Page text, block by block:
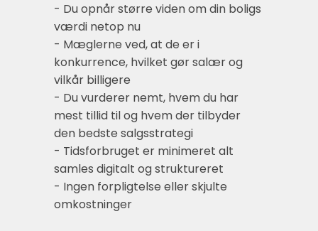
- Du opnår større viden om din boligs
værdi netop nu
- Mæglerne ved, at de er i
konkurrence, hvilket gør salær og
vilkår billigere
- Du vurderer nemt, hvem du har
mest tillid til og hvem der tilbyder
den bedste salgsstrategi
- Tidsforbruget er minimeret alt
samles digitalt og struktureret
- Ingen forpligtelse eller skjulte
omkostninger